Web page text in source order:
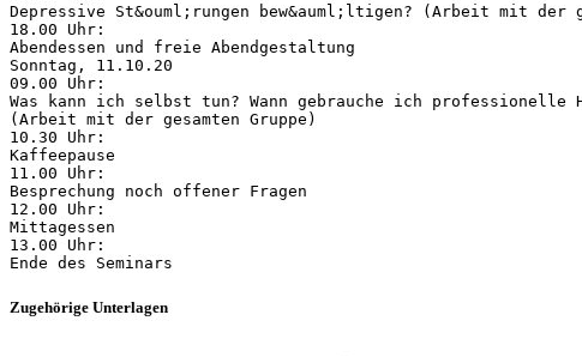
Depressive St&ouml;rungen bew&auml;ltigen? (Arbeit mit der
18.00 Uhr:
Abendessen und freie Abendgestaltung
Sonntag, 11.10.20
09.00 Uhr:
Was kann ich selbst tun? Wann gebrauche ich professionelle
(Arbeit mit der gesamten Gruppe)
10.30 Uhr:
Kaffeepause
11.00 Uhr:
Besprechung noch offener Fragen
12.00 Uhr:
Mittagessen
13.00 Uhr:
Zugehörige Unterlagen